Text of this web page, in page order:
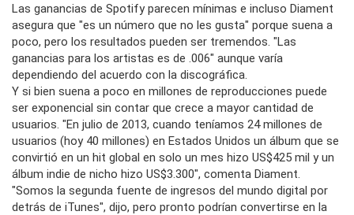
Las ganancias de Spotify parecen mínimas e incluso Diament
asegura que "es un número que no les gusta" porque suena a
poco, pero los resultados pueden ser tremendos. "Las
ganancias para los artistas es de .006" aunque varía
dependiendo del acuerdo con la discográfica.
Y si bien suena a poco en millones de reproducciones puede
ser exponencial sin contar que crece a mayor cantidad de
usuarios. "En julio de 2013, cuando teníamos 24 millones de
usuarios (hoy 40 millones) en Estados Unidos un álbum que se
convirtió en un hit global en solo un mes hizo US$425 mil y un
álbum indie de nicho hizo US$3.300", comenta Diament.
"Somos la segunda fuente de ingresos del mundo digital por
detrás de iTunes", dijo, pero pronto podrían convertirse en la